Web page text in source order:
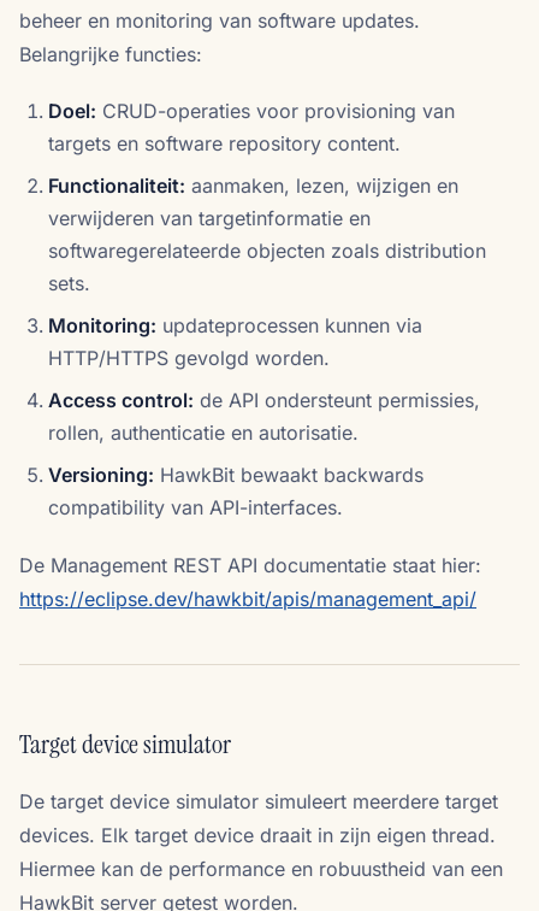
beheer en monitoring van software updates.
Belangrijke functies:
Doel: CRUD-operaties voor provisioning van
targets en software repository content.
Functionaliteit: aanmaken, lezen, wijzigen en
verwijderen van targetinformatie en
softwaregerelateerde objecten zoals distribution
sets.
Monitoring: updateprocessen kunnen via
HTTP/HTTPS gevolgd worden.
Access control: de API ondersteunt permissies,
rollen, authenticatie en autorisatie.
Versioning: HawkBit bewaakt backwards
compatibility van API-interfaces.
De Management REST API documentatie staat hier:
https://eclipse.dev/hawkbit/apis/management_api/
Target device simulator
De target device simulator simuleert meerdere target
devices. Elk target device draait in zijn eigen thread.
Hiermee kan de performance en robuustheid van een
HawkBit server getest worden.